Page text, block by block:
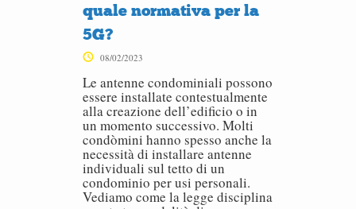
quale normativa per la
5G?
08/02/2023
Le antenne condominiali possono
essere installate contestualmente
alla creazione dell’edificio o in
un momento successivo. Molti
condòmini hanno spesso anche la
necessità di installare antenne
individuali sul tetto di un
condominio per usi personali.
Vediamo come la legge disciplina